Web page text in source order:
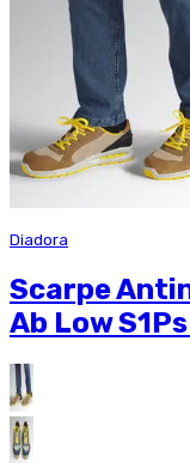
Diadora
Scarpe
Ab Low